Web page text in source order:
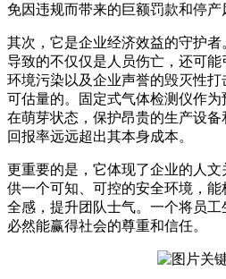
免因违规而带来的巨额罚款和停产
其次，它是企业经济效益的守护
导致的不仅仅是人员伤亡，还可能
环境污染以及企业声誉的毁灭性
可估量的。固定式气体检测仪作
在萌芽状态，保护昂贵的生产设
回报率远远超出其本身成本。
更重要的是，它体现了企业的人
供一个可知、可控的安全环境，
全感，提升团队士气。一个将员工
必然能赢得社会的尊重和信任。